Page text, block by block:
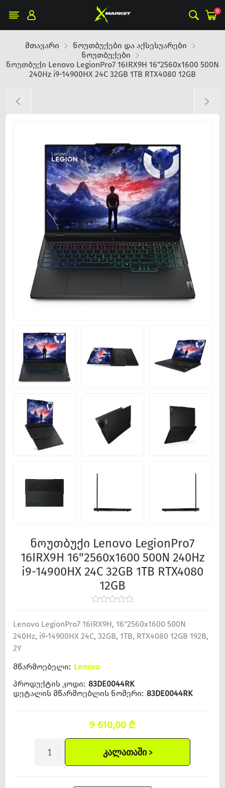
0
მთავარი
ნოუთბუქები და აქსესუარები
ნოუთბუქები
ნოუთბუქი Lenovo LegionPro7 16IRX9H 16"2560x1600 500N
240Hz i9-14900HX 24C 32GB 1TB RTX4080 12GB
ნოუთბუქი Lenovo LegionPro7
16IRX9H 16"2560x1600 500N 240Hz
i9-14900HX 24C 32GB 1TB RTX4080
12GB
Lenovo LegionPro7 16IRX9H, 16"2560x1600 500N
240Hz, i9-14900HX 24C, 32GB, 1TB, RTX4080 12GB 192B,
2Y
მწარმოებელი: Lenovo
პროდუქტის კოდი: 83DE0044RK
დეტალის მწარმოებლის ნომერი: 83DE0044RK
9 610,00 ₾
ᲙᲐᲚᲐᲗᲐᲨᲘ >